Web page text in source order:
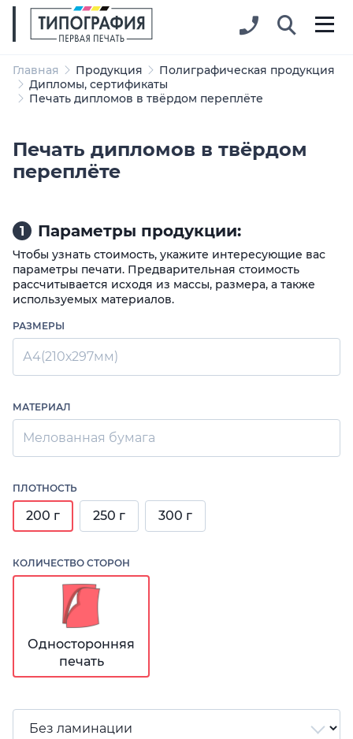
Главная Продукция
Полиграфическая продукция
Дипломы, сертификаты
Печать дипломов в твёрдом переплёте
Печать дипломов в твёрдом
переплёте
1 Параметры продукции:
Чтобы узнать стоимость, укажите интересующие вас
параметры печати. Предварительная стоимость
рассчитывается исходя из массы, размера, а также
используемых материалов.
РАЗМЕРЫ
А4(210х297мм)
МАТЕРИАЛ
Мелованная бумага
ПЛОТНОСТЬ
200 г 250 г 300 г
КОЛИЧЕСТВО СТОРОН
Односторонняя
печать